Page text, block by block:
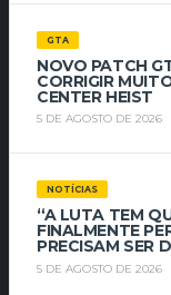
GTA
NOVO PATCH
CORRIGIR
CENTER HEIST
5 DE AGOSTO DE 2026
NOTÍCIAS
“A LUTA TEM
FINALMENTE
PRECISAM SER
5 DE AGOSTO DE 2026